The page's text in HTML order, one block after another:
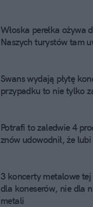
Włoska perełka ożywa
Naszych turystów tam
Swans wydają płytę
przypadku to nie tylko
Potrafi to zaledwie 4
znów udowodnił, że
3 koncerty metalowe
dla koneserów, nie dla
metali